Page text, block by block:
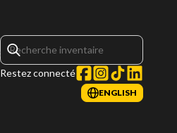
Restez connecté
ENGLISH